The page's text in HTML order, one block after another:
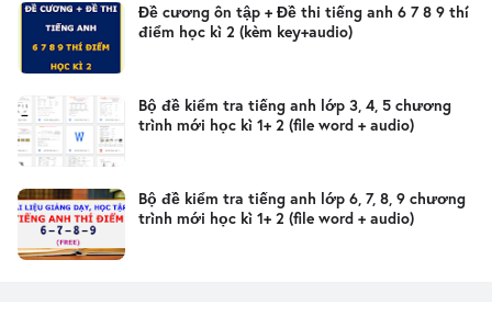
Đề cương ôn tập + Đề thi tiếng anh 6 7 8 9 thí
điểm học kì 2 (kèm key+audio)
Bộ đề kiểm tra tiếng anh lớp 3, 4, 5 chương
trình mới học kì 1+ 2 (file word + audio)
Bộ đề kiểm tra tiếng anh lớp 6, 7, 8, 9 chương
trình mới học kì 1+ 2 (file word + audio)